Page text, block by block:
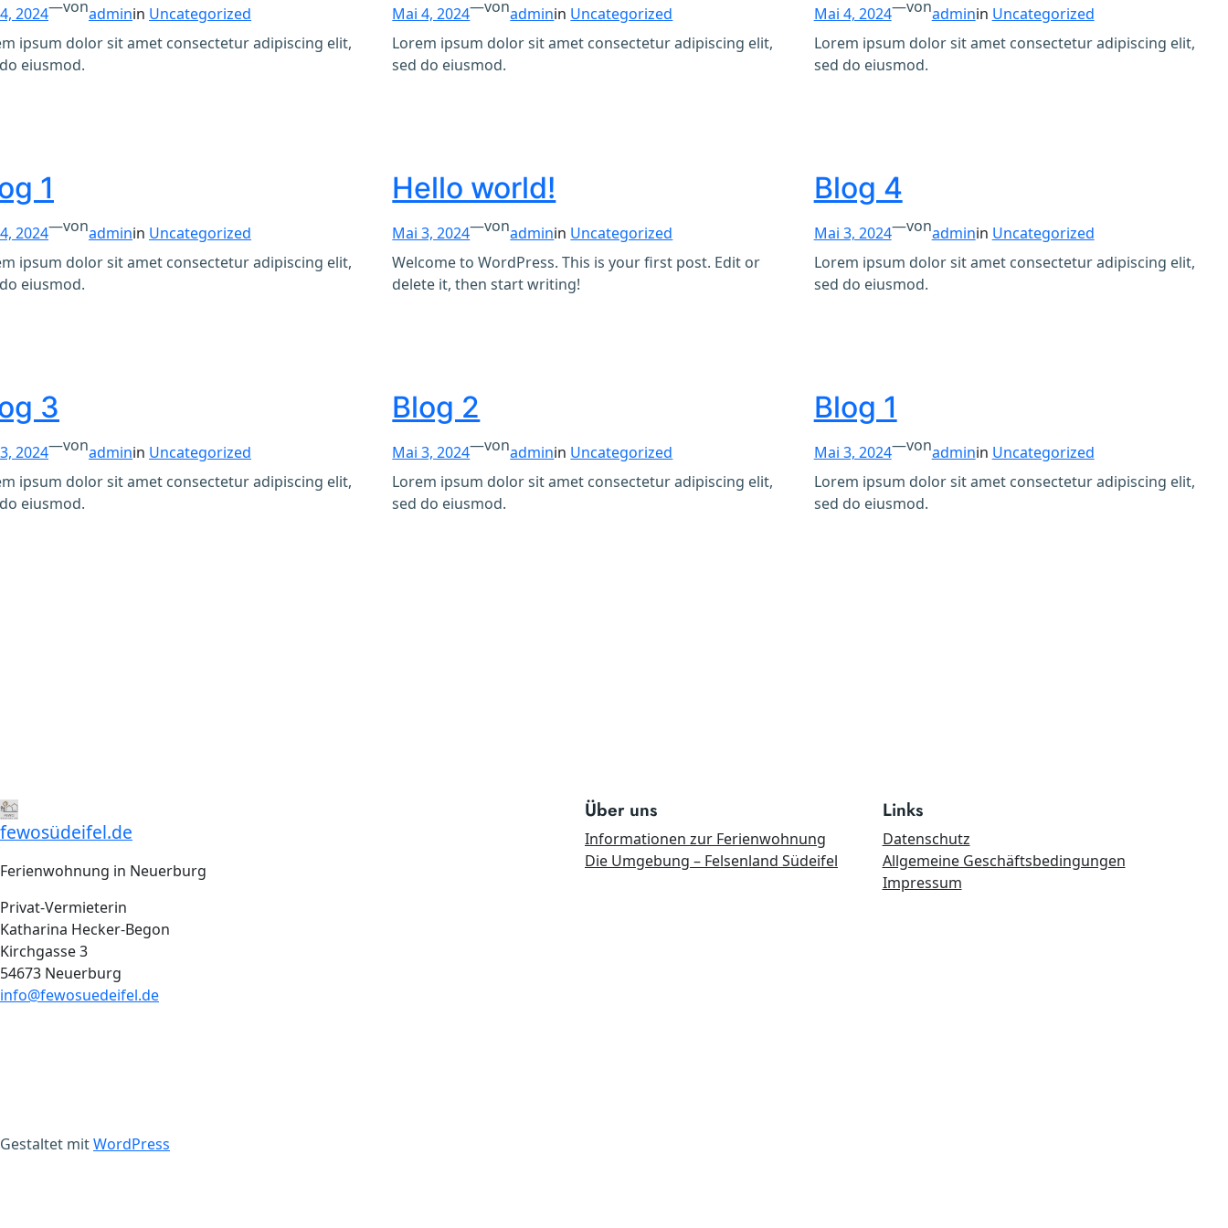
2024—vonadminin Uncategorized
ipsum dolor sit amet consectetur adipiscing elit,
eiusmod.
Mai 4, 2024—vonadminin Uncategorized
Lorem ipsum dolor sit amet consectetur adipiscing elit,
sed do eiusmod.
Mai 4, 2024—vonadminin Uncategorized
Lorem ipsum dolor sit amet consectetur adipiscing elit,
sed do eiusmod.
1
2024—vonadminin Uncategorized
ipsum dolor sit amet consectetur adipiscing elit,
eiusmod.
Hello world!
Mai 3, 2024—vonadminin Uncategorized
Welcome to WordPress. This is your first post. Edit or
delete it, then start writing!
Blog 4
Mai 3, 2024—vonadminin Uncategorized
Lorem ipsum dolor sit amet consectetur adipiscing elit,
sed do eiusmod.
3
2024—vonadminin Uncategorized
ipsum dolor sit amet consectetur adipiscing elit,
eiusmod.
Blog 2
Mai 3, 2024—vonadminin Uncategorized
Lorem ipsum dolor sit amet consectetur adipiscing elit,
sed do eiusmod.
Blog 1
Mai 3, 2024—vonadminin Uncategorized
Lorem ipsum dolor sit amet consectetur adipiscing elit,
sed do eiusmod.
fewosüdeifel.de
Ferienwohnung in Neuerburg
Privat-Vermieterin
Katharina Hecker-Begon
Kirchgasse 3
54673 Neuerburg
info@fewosuedeifel.de
Über uns
Informationen zur Ferienwohnung
Die Umgebung – Felsenland Südeifel
Links
Datenschutz
Allgemeine Geschäftsbedingungen
Impressum
Gestaltet mitWordPress